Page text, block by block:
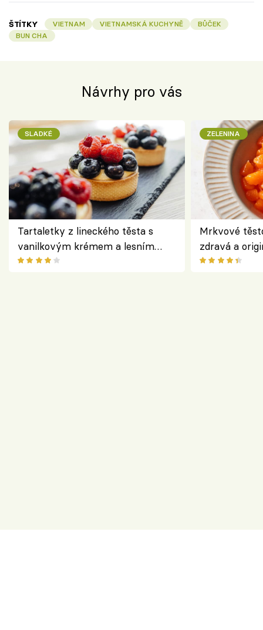
ŠTÍTKY VIETNAM VIETNAMSKÁ KUCHYNĚ
BŮČEK
BUN CHA
Návrhy pro vás
SLADKÉ
Tartaletky z lineckého těsta s
vanilkovým krémem a lesním
ovocem podle Bread Society
ZELENINA
Mrkvové
zdravá a
klasiky